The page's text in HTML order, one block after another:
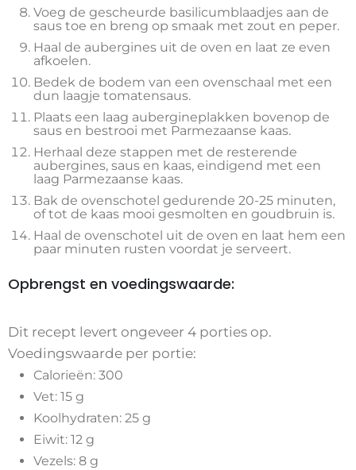
Voeg de gescheurde basilicumblaadjes aan de
saus toe en breng op smaak met zout en peper.
Haal de aubergines uit de oven en laat ze even
afkoelen.
Bedek de bodem van een ovenschaal met een
dun laagje tomatensaus.
Plaats een laag aubergineplakken bovenop de
saus en bestrooi met Parmezaanse kaas.
Herhaal deze stappen met de resterende
aubergines, saus en kaas, eindigend met een
laag Parmezaanse kaas.
Bak de ovenschotel gedurende 20-25 minuten,
of tot de kaas mooi gesmolten en goudbruin is.
Haal de ovenschotel uit de oven en laat hem een
paar minuten rusten voordat je serveert.
Opbrengst en voedingswaarde:
Dit recept levert ongeveer 4 porties op.
Voedingswaarde per portie:
Calorieën: 300
Vet: 15 g
Koolhydraten: 25 g
Eiwit: 12 g
Vezels: 8 g